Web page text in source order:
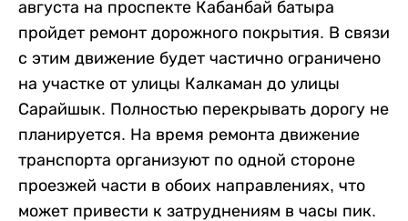
августа на проспекте Кабанбай батыра
пройдет ремонт дорожного покрытия. В связи
с этим движение будет частично ограничено
на участке от улицы Калкаман до улицы
Сарайшык. Полностью перекрывать дорогу не
планируется. На время ремонта движение
транспорта организуют по одной стороне
проезжей части в обоих направлениях, что
может привести к затруднениям в часы пик.